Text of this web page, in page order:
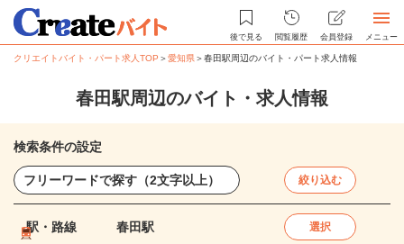
後で見る 閲覧履歴 会員登録 メニュー
クリエイトバイト・パート求人TOP ＞愛知県＞春田駅周辺のバイト・パート求人情報
春田駅周辺のバイト・求人情報
検索条件の設定
絞り込む
駅・路線 春田駅 選択